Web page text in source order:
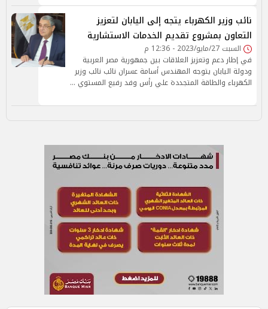
نائب وزير الكهرباء يتجه إلى اليابان لتعزيز
التعاون بمشروع تقديم الخدمات الاستشارية
السبت 27/مايو/2023 - 12:36 م
في إطار دعم وتعزيز العلاقات بين جمهورية مصر العربية
ودولة اليابان يتوجه المهندس أسامة عسران نائب نائب وزير
الكهرباء والطاقة المتجددة علي رأس وفد رفيع المستوي …